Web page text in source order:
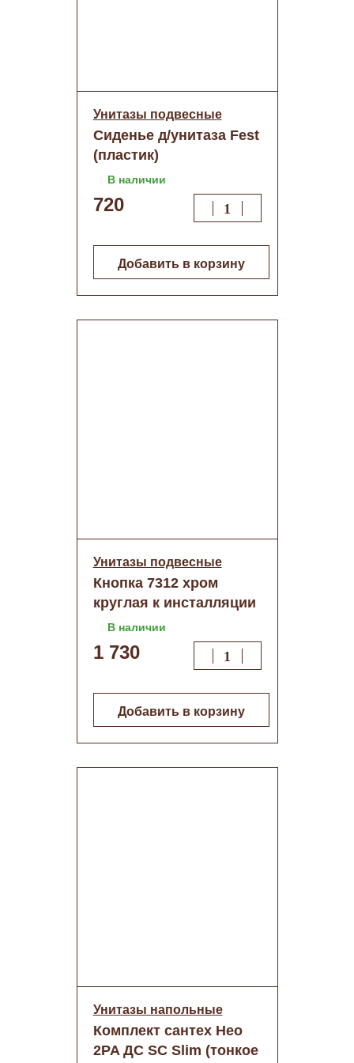
Унитазы подвесные
Сиденье д/унитаза Fest
(пластик)
В наличии
720
Добавить в корзину
Унитазы подвесные
Кнопка 7312 хром
круглая к инсталляции
4501
В наличии
1 730
Добавить в корзину
Унитазы напольные
Комплект сантех Нео
2PA ДС SC Slim (тонкое